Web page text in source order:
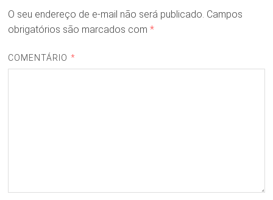
O seu endereço de e-mail não será publicado. Campos
obrigatórios são marcados com *
COMENTÁRIO *